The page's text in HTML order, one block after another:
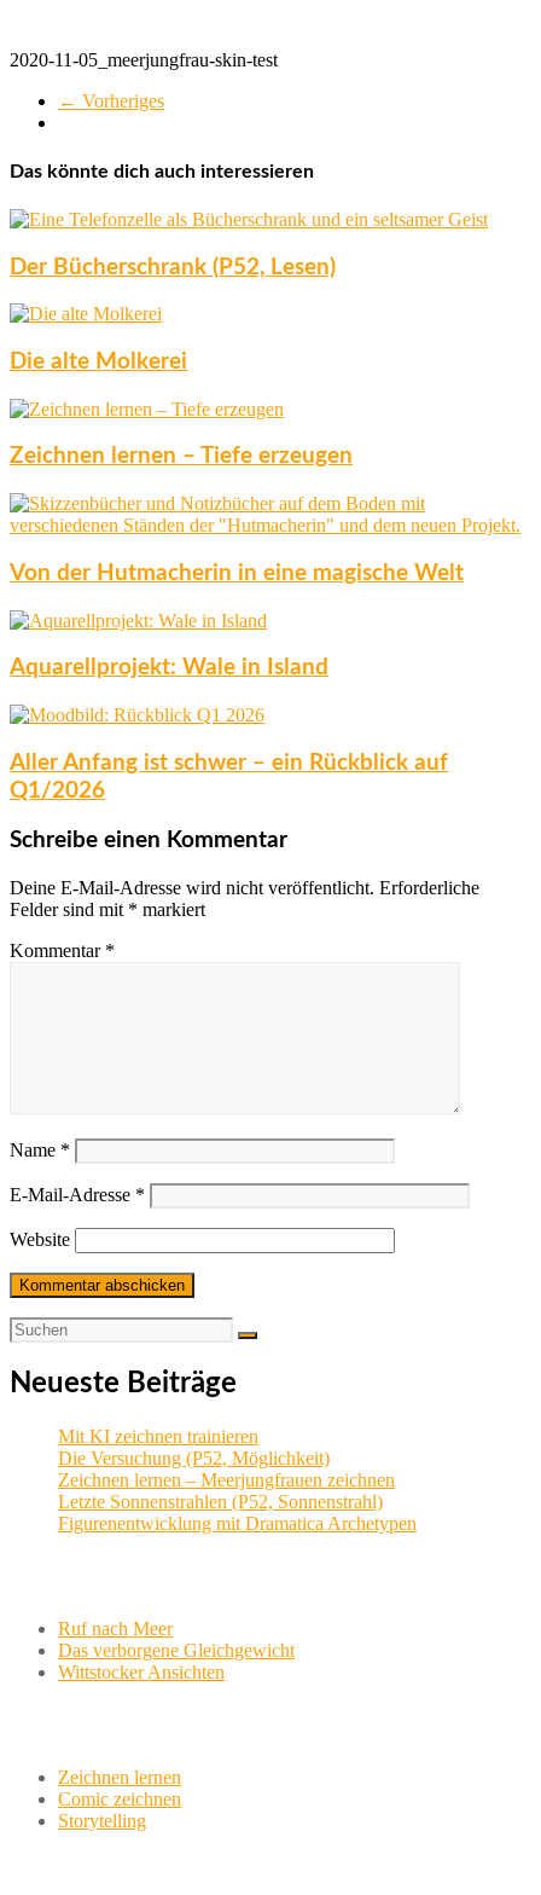
2020-11-05_meerjungfrau-skin-test
← Vorheriges
Das könnte dich auch interessieren
Der Bücherschrank (P52, Lesen)
Die alte Molkerei
Zeichnen lernen – Tiefe erzeugen
Von der Hutmacherin in eine magische Welt
Aquarellprojekt: Wale in Island
Aller Anfang ist schwer – ein Rückblick auf
Q1/2026
Schreibe einen Kommentar
Deine E-Mail-Adresse wird nicht veröffentlicht. Erforderliche
Felder sind mit * markiert
Kommentar *
Name *
E-Mail-Adresse *
Website
Neueste Beiträge
Mit KI zeichnen trainieren
Die Versuchung (P52, Möglichkeit)
Zeichnen lernen – Meerjungfrauen zeichnen
Letzte Sonnenstrahlen (P52, Sonnenstrahl)
Figurenentwicklung mit Dramatica Archetypen
Ruf nach Meer
Das verborgene Gleichgewicht
Wittstocker Ansichten
Zeichnen lernen
Comic zeichnen
Storytelling